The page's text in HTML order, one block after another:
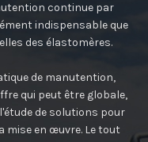
continue par
indispensable que
des élastomères.
de manutention,
qui peut être globale,
de solutions pour
mise en œuvre. Le tout